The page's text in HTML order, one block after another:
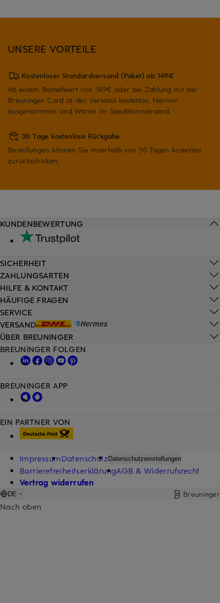
UNSERE VORTEILE
Kostenloser Standardversand (Paket) ab 149€
Ab einem Bestellwert von 149€ oder bei Zahlung mit der
Breuninger Card ist der Versand kostenlos. Hiervon
ausgenommen sind Waren im Speditionsversand.
30 Tage kostenlose Rückgabe
Bestellungen können Sie innerhalb von 30 Tagen kostenlos
zurückschicken.
HILFE & KONTAKT
HÄUFIGE FRAGEN
SERVICE
VERSAND
KUNDENBEWERTUNG
SICHERHEIT
ZAHLUNGSARTEN
ÜBER BREUNINGER
EIN PARTNER VON
BREUNINGER FOLGEN
BREUNINGER APP
ImpressumDatenschutzDatenschutzeinstellungen
BarrierefreiheitserklärungAGB & Widerrufsrecht
Vertrag widerrufen
DE Breuninger
Nach oben